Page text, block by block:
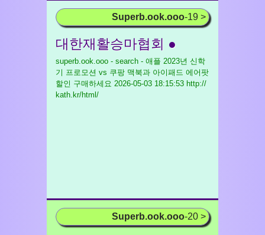
Superb.ook.ooo-19 >
대한재활승마협회 ●
superb.ook.ooo - search - 애플 2023년 신학
기 프로모션 vs 쿠팡 맥북과 아이패드 에어팟
할인 구매하세요 2026-05-03 18:15:53 http://
kath.kr/html/
Superb.ook.ooo-20 >